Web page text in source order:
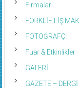
Firmalar
FORKLİFT-İŞ
FOTOĞRAFÇI
Fuar & Etkinlikler
GALERİ
GAZETE – DERGİ